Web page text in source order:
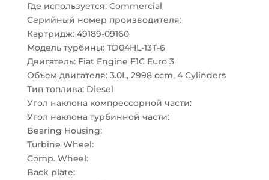
Где используется: Commercial
Серийный номер производителя:
Картридж: 49189-09160
Модель турбины: TD04HL-13T-6
Двигатель: Fiat Engine F1C Euro 3
Объем двигателя: 3.0L, 2998 ccm, 4 Cylinders
Тип топлива: Diesel
Угол наклона компрессорной части:
Угол наклона турбинной части:
Bearing Housing:
Turbine Wheel:
Comp. Wheel:
Back plate: